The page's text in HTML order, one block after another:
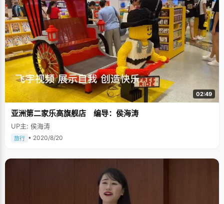
02:49
亚洲第二家乐高旗舰店 编导：侯海涛
UP主: 侯海涛
旅行 • 2020/8/20